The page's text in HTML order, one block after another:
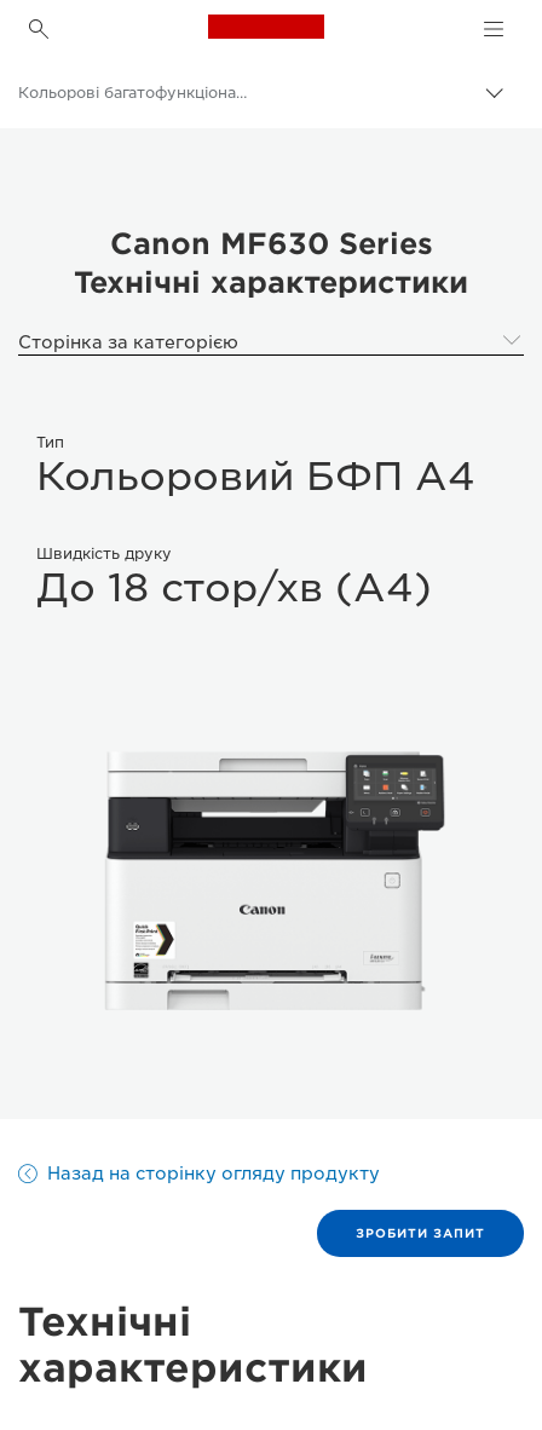
Canon Logo, back to
Продукти для бізнесу
Принтери й факси для бізнесу
Кольорові багатофункціональні принтери
Canon MF630 Series
Технічні характеристики
Сторінка за категорією
Тип
Кольоровий БФП A4
Швидкість друку
До 18 стор/хв (A4)
Назад на сторінку огляду продукту
ЗРОБИТИ ЗАПИТ
Технічні
характеристики